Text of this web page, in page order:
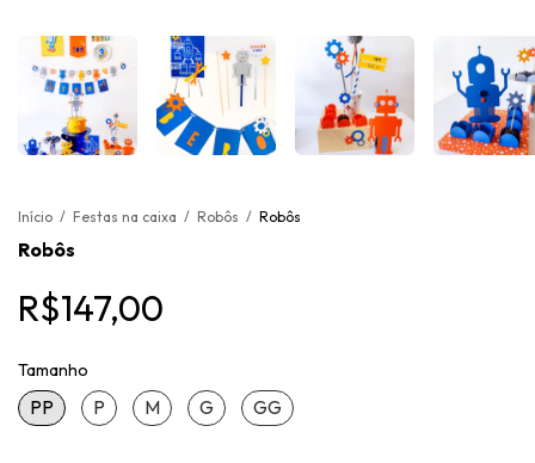
Início / Festas na caixa / Robôs / Robôs
Robôs
R$147,00
Tamanho
PP P M G GG